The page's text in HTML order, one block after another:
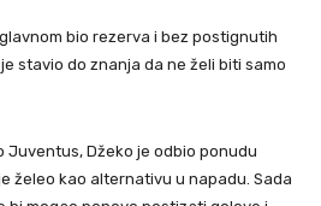
bio rezerva i bez postignutih
stavio do znanja da ne želi biti samo
Juventus, Džeko je odbio ponudu
želeo kao alternativu u napadu. Sada